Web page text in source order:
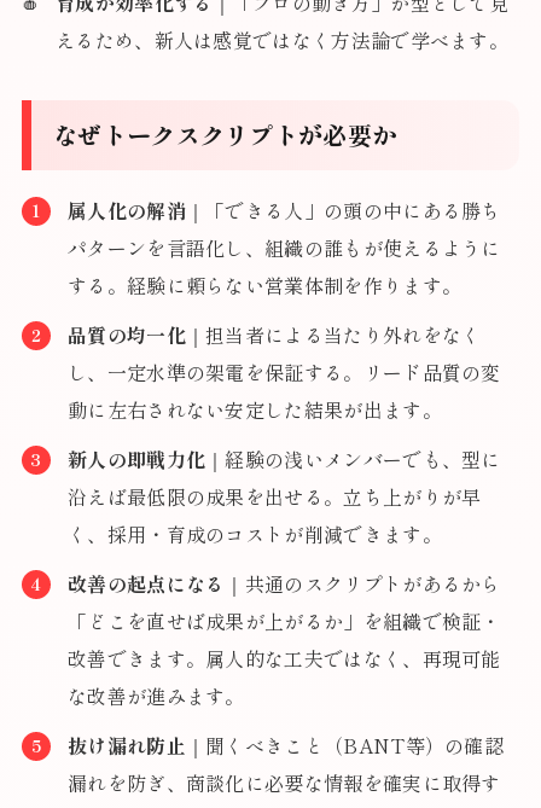
えるため、新人は感覚ではなく方法論で学べます。
なぜトークスクリプトが必要か
属人化の解消｜「できる人」の頭の中にある勝ち
パターンを言語化し、組織の誰もが使えるように
する。経験に頼らない営業体制を作ります。
品質の均一化｜担当者による当たり外れをなく
し、一定水準の架電を保証する。リード品質の変
動に左右されない安定した結果が出ます。
新人の即戦力化 ｜経験の浅いメンバーでも、型に
沿えば最低限の成果を出せる。立ち上がりが早
く、採用・育成のコストが削減できます。
改善の起点になる ｜共通のスクリプトがあるから
「どこを直せば成果が上がるか」を組織で検証・
改善できます。属人的な工夫ではなく、再現可能
な改善が進みます。
抜け漏れ防止 ｜聞くべきこと（BANT等）の確認
漏れを防ぎ、商談化に必要な情報を確実に取得す